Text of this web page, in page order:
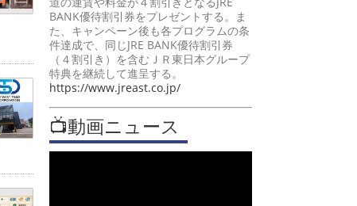
BANK優待割引券をプレゼントする。ま
た、キャンペーン後も各プログラムの条
件達成で、同じJRE BANK優待割引券
（４割引き）を含むＪＲ東日本グループ
特典を継続して進呈する。
https://www.jreast.co.jp/
📺動画ニュース